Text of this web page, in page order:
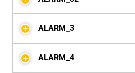
ALARM_3
ALARM_4